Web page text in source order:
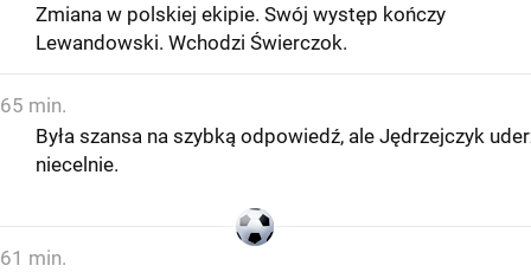
Zmiana w polskiej ekipie. Swój występ kończy
Lewandowski. Wchodzi Świerczok.
65 min.
Była szansa na szybką odpowiedź, ale Jędrzejczyk
niecelnie.
61 min.